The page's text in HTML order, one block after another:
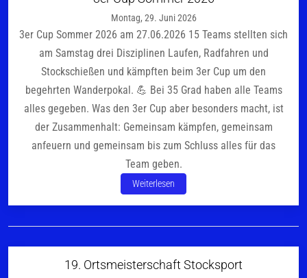
Montag, 29. Juni 2026
3er Cup Sommer 2026 am 27.06.2026 15 Teams stellten sich
am Samstag drei Disziplinen Laufen, Radfahren und
Stockschießen und kämpften beim 3er Cup um den
begehrten Wanderpokal. 💪 Bei 35 Grad haben alle Teams
alles gegeben. Was den 3er Cup aber besonders macht, ist
der Zusammenhalt: Gemeinsam kämpfen, gemeinsam
anfeuern und gemeinsam bis zum Schluss alles für das
Team geben.
Weiterlesen
19. Ortsmeisterschaft Stocksport